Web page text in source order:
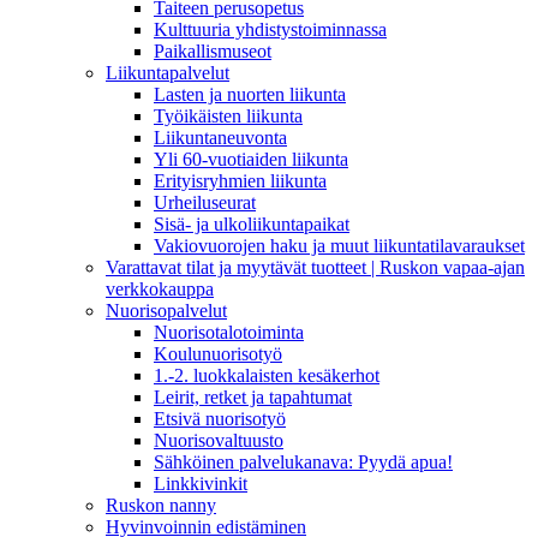
Taiteen perusopetus
Kulttuuria yhdistystoiminnassa
Paikallismuseot
Liikuntapalvelut
Lasten ja nuorten liikunta
Työikäisten liikunta
Liikuntaneuvonta
Yli 60-vuotiaiden liikunta
Erityisryhmien liikunta
Urheiluseurat
Sisä- ja ulkoliikuntapaikat
Vakiovuorojen haku ja muut liikuntatilavaraukset
Varattavat tilat ja myytävät tuotteet | Ruskon vapaa-ajan
verkkokauppa
Nuorisopalvelut
Nuorisotalotoiminta
Koulunuorisotyö
1.-2. luokkalaisten kesäkerhot
Leirit, retket ja tapahtumat
Etsivä nuorisotyö
Nuorisovaltuusto
Sähköinen palvelukanava: Pyydä apua!
Linkkivinkit
Ruskon nanny
Hyvinvoinnin edistäminen